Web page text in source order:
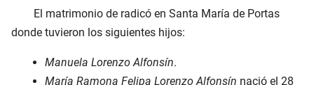
El matrimonio de radicó en Santa María de Portas
donde tuvieron los siguientes hijos:
Manuela Lorenzo Alfonsín.
María Ramona Felipa Lorenzo Alfonsín nació el 28